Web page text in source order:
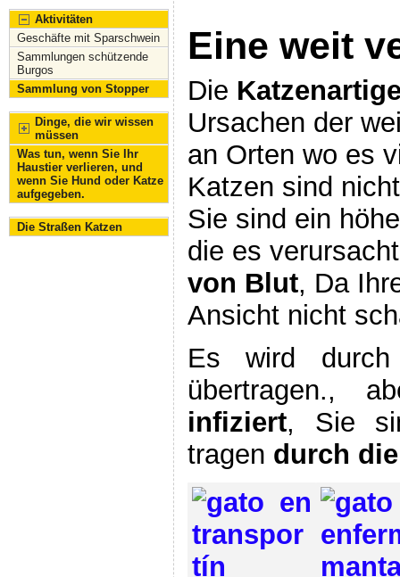
Aktivitäten
Geschäfte mit Sparschwein
Sammlungen schützende
Burgos
Sammlung von Stopper
Dinge, die wir wissen
müssen
Was tun, wenn Sie Ihr
Haustier verlieren, und
wenn Sie Hund oder Katze
aufgegeben.
Die Straßen Katzen
Eine weit
Die
Ursachen der
an Orten wo es
Katzen sind
Sie sind ein
die es
von Blut, Da
Ansicht nicht
Es wird durch
übertragen.,
infiziert, Sie
tragen durch